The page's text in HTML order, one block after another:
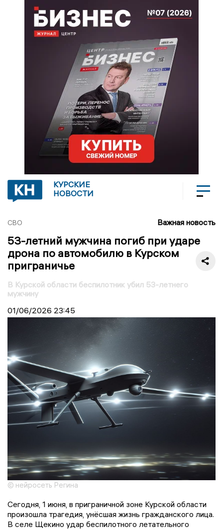
КУРСКИЕ
НОВОСТИ
СВО Важная новость
53-летний мужчина погиб при ударе
дрона по автомобилю в Курском
приграничье
В Курской области беспилотник убил 53-летнего
мужчину
01/06/2026 23:45
© нейросеть Регина
Сегодня, 1 июня, в приграничной зоне Курской области
произошла трагедия, унёсшая жизнь гражданского лица.
В селе Щекино удар беспилотного летательного